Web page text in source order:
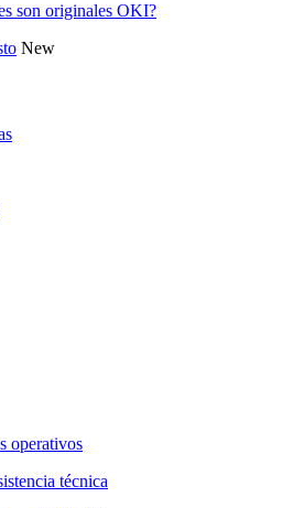
son originales OKI?
New
operativos
técnica